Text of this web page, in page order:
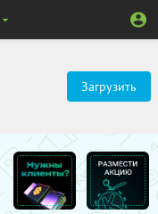
Загрузить